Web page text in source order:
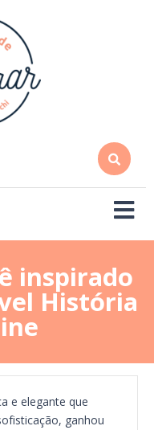
inspirado
História
e elegante que
ganhou